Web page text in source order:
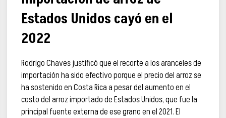
Estados Unidos cayó en el
2022
Rodrigo Chaves justificó que el recorte a los aranceles de
importación ha sido efectivo porque el precio del arroz se
ha sostenido en Costa Rica a pesar del aumento en el
costo del arroz importado de Estados Unidos, que fue la
principal fuente externa de ese grano en el 2021. El